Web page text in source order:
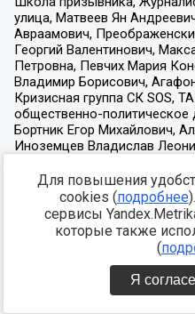
Для повышения
cookies (подробнее
сервисы
которые также
(
Я